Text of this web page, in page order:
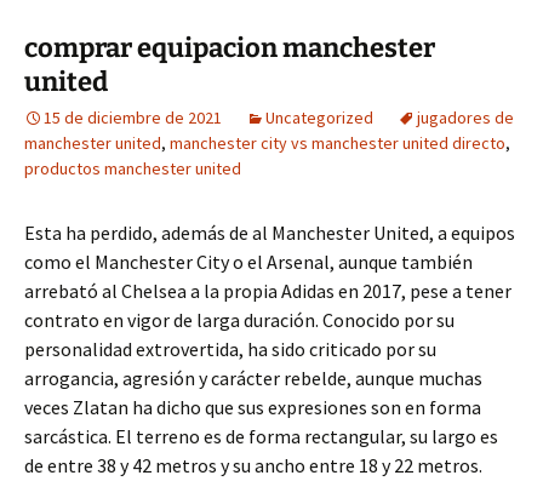
comprar equipacion manchester
united
15 de diciembre de 2021 Uncategorized
jugadores de
manchester united, manchester city vs manchester united directo,
productos manchester united
Esta ha perdido, además de al Manchester United, a equipos
como el Manchester City o el Arsenal, aunque también
arrebató al Chelsea a la propia Adidas en 2017, pese a tener
contrato en vigor de larga duración. Conocido por su
personalidad extrovertida, ha sido criticado por su
arrogancia, agresión y carácter rebelde, aunque muchas
veces Zlatan ha dicho que sus expresiones son en forma
sarcástica. El terreno es de forma rectangular, su largo es
de entre 38 y 42 metros y su ancho entre 18 y 22 metros.